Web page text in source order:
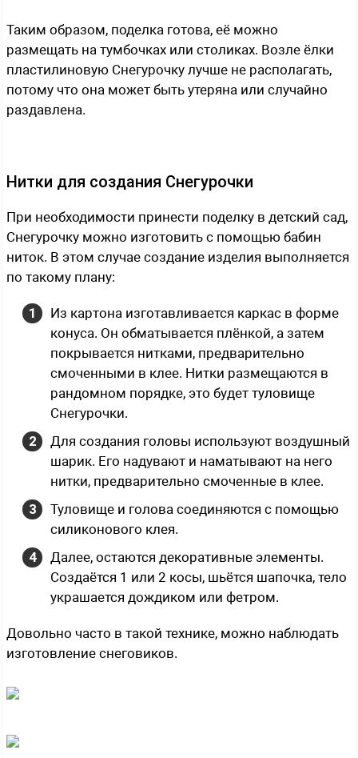
Таким образом, поделка готова, её можно
размещать на тумбочках или столиках. Возле ёлки
пластилиновую Снегурочку лучше не располагать,
потому что она может быть утеряна или случайно
раздавлена.
Нитки для создания Снегурочки
При необходимости принести поделку в детский сад,
Снегурочку можно изготовить с помощью бабин
ниток. В этом случае создание изделия выполняется
по такому плану:
Из картона изготавливается каркас в форме
конуса. Он обматывается плёнкой, а затем
покрывается нитками, предварительно
смоченными в клее. Нитки размещаются в
рандомном порядке, это будет туловище
Снегурочки.
Для создания головы используют воздушный
шарик. Его надувают и наматывают на него
нитки, предварительно смоченные в клее.
Туловище и голова соединяются с помощью
силиконового клея.
Далее, остаются декоративные элементы.
Создаётся 1 или 2 косы, шьётся шапочка, тело
украшается дождиком или фетром.
Довольно часто в такой технике, можно наблюдать
изготовление снеговиков.